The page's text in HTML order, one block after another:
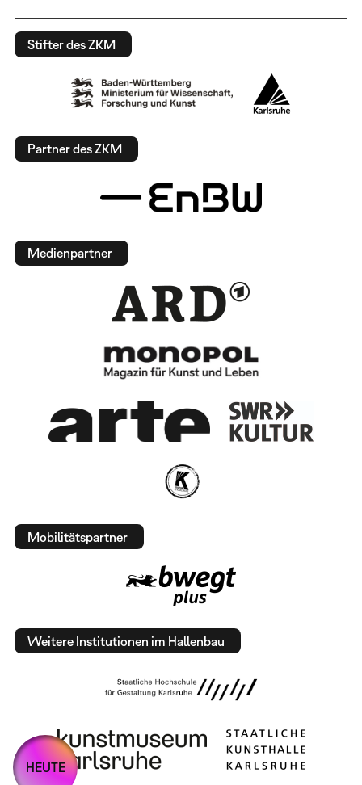
Stifter des ZKM
Partner des ZKM
Medienpartner
Mobilitätspartner
Weitere Institutionen im Hallenbau
HEUTE